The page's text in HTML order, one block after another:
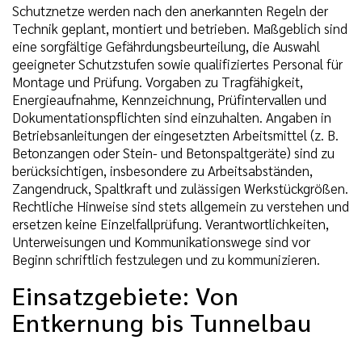
Schutznetze werden nach den anerkannten Regeln der
Technik geplant, montiert und betrieben. Maßgeblich sind
eine sorgfältige Gefährdungsbeurteilung, die Auswahl
geeigneter Schutzstufen sowie qualifiziertes Personal für
Montage und Prüfung. Vorgaben zu Tragfähigkeit,
Energieaufnahme, Kennzeichnung, Prüfintervallen und
Dokumentationspflichten sind einzuhalten. Angaben in
Betriebsanleitungen der eingesetzten Arbeitsmittel (z. B.
Betonzangen oder Stein- und Betonspaltgeräte) sind zu
berücksichtigen, insbesondere zu Arbeitsabständen,
Zangendruck, Spaltkraft und zulässigen Werkstückgrößen.
Rechtliche Hinweise sind stets allgemein zu verstehen und
ersetzen keine Einzelfallprüfung. Verantwortlichkeiten,
Unterweisungen und Kommunikationswege sind vor
Beginn schriftlich festzulegen und zu kommunizieren.
Einsatzgebiete: Von
Entkernung bis Tunnelbau